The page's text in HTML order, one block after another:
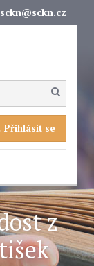
sckn@sckn.cz
Přihlásit se
z